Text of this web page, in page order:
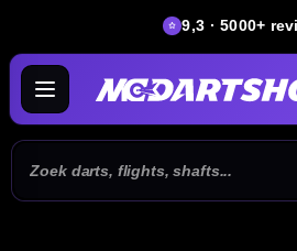
9,3 · 5000+